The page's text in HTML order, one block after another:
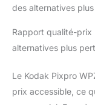
des alternatives
Rapport qualité-
alternatives plus
Le Kodak Pixpro
prix accessible, ce